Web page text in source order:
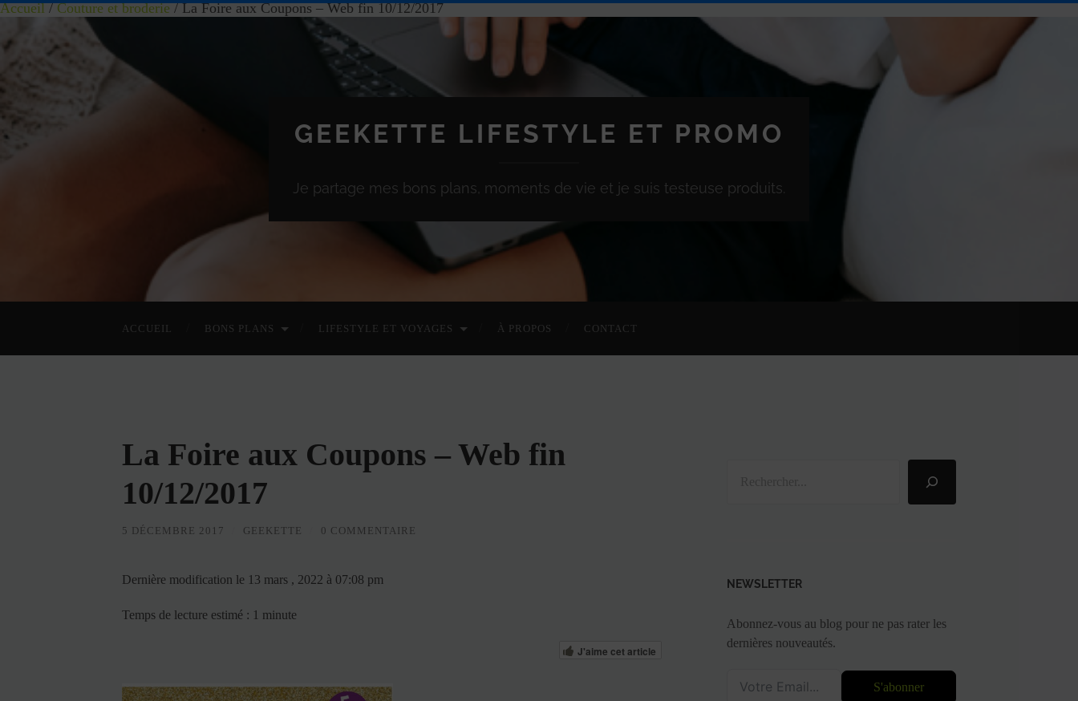
Accueil/Couture et broderie/ La Foire aux Coupons – Web fin 10/12/2017
GEEKETTE LIFESTYLE ET PROMO
Je partage mes bons plans, moments de vie et je suis testeuse produits.
ACCUEIL BONS PLANS LIFESTYLE ET VOYAGES À PROPOS CONTACT
La Foire aux Coupons – Web fin
10/12/2017
5 DÉCEMBRE 2017 GEEKETTE 0 COMMENTAIRE
Dernière modification le 13 mars , 2022 à 07:08 pm
Temps de lecture estimé : 1 minute
J'aime cet article
NEWSLETTER
Abonnez-vous au blog pour ne pas rater les
dernières nouveautés.
S'abonner